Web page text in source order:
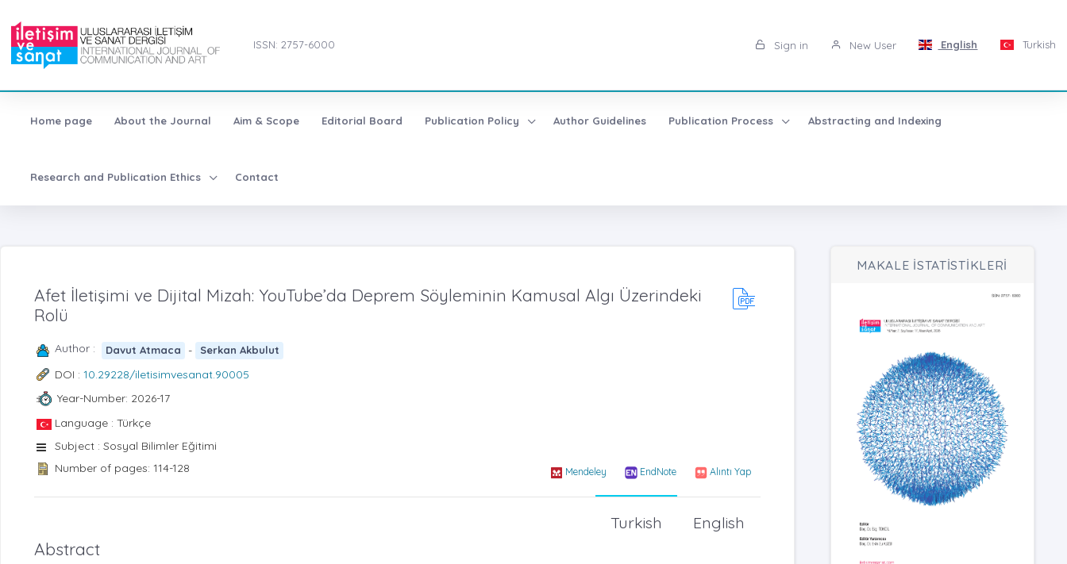
ISSN: 2757-6000 Sign in New User English Turkish
Home page About the Journal Aim & Scope Editorial Board Publication Policy Author Guidelines Publication Process Abstracting and Indexing
Research and Publication Ethics Contact
Afet İletişimi ve Dijital Mizah: YouTube’da Deprem Söyleminin Kamusal Algı Üzerindeki
Rolü
Author : Davut Atmaca - Serkan Akbulut
DOI : 10.29228/iletisimvesanat.90005
Year-Number: 2026-17
Language : Türkçe
Subject : Sosyal Bilimler Eğitimi
Number of pages: 114-128
Mendeley EndNote Alıntı Yap
English
Turkish
Abstract
MAKALE İSTATİSTİKLERİ